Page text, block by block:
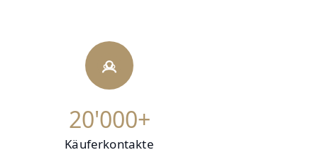
20'000+
Käuferkontakte